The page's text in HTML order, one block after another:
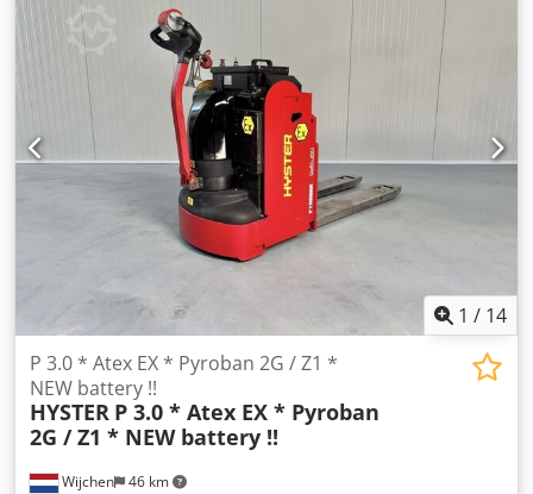
hours Capacity:Complete NEW * 24v / 225ah * Bj 04/2026
Options:* EX * MIRETTI E9098 Systeem / Certificate = AR 17
ATEX 016 Gasgroep = IIB Codpfxozq Um Rj Ad Njha Type =
Cat 2G ( toegestaan in ZONE 1 en 2 ) Tempklasse =
T4Eventueel uit te voeren met RAVAS weegsysteem !!!
1 / 14
Wijchen 46 km
P 3.0 * Atex EX * Pyroban 2G / Z1 *
NEW battery !!
HYSTER P 3.0 * Atex EX * Pyroban
2G / Z1 * NEW battery !!